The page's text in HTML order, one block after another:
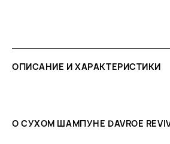
ОПИСАНИЕ И ХАРАКТЕРИСТИКИ
О СУХОМ ШАМПУНЕ DAVROE